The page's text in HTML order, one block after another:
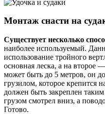
Монтаж снасти на
Существует несколько
наиболее используемый.
использование тройного
основная леска, а на второе
может быть до 5 метров, он
грузилом, которое крепится
должен быть закреплен
грузом смотрел вниз, а
Готово.